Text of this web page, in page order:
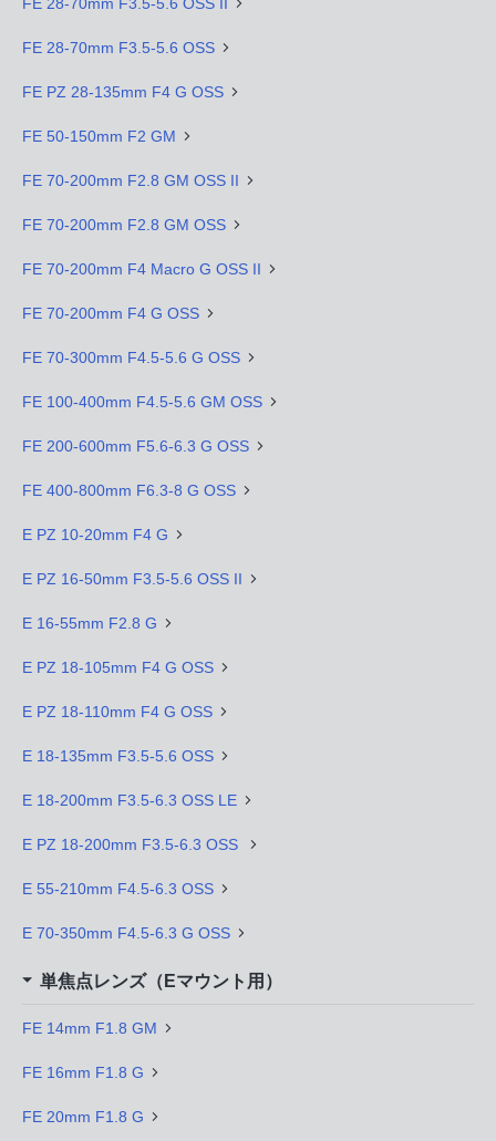
FE 28-70mm F3.5-5.6 OSS
FE PZ 28-135mm F4 G OSS
FE 50-150mm F2 GM
FE 70-200mm F2.8 GM OSS II
FE 70-200mm F2.8 GM OSS
FE 70-200mm F4 Macro G OSS II
FE 70-200mm F4 G OSS
FE 70-300mm F4.5-5.6 G OSS
FE 100-400mm F4.5-5.6 GM OSS
FE 200-600mm F5.6-6.3 G OSS
FE 400-800mm F6.3-8 G OSS
E PZ 10-20mm F4 G
E PZ 16-50mm F3.5-5.6 OSS II
E 16-55mm F2.8 G
E PZ 18-105mm F4 G OSS
E PZ 18-110mm F4 G OSS
E 18-135mm F3.5-5.6 OSS
E 18-200mm F3.5-6.3 OSS LE
E PZ 18-200mm F3.5-6.3 OSS
E 55-210mm F4.5-6.3 OSS
E 70-350mm F4.5-6.3 G OSS
単焦点レンズ（Eマウント用）
FE 14mm F1.8 GM
FE 16mm F1.8 G
FE 20mm F1.8 G